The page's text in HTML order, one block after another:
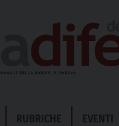
RUBRICHE EVENTI